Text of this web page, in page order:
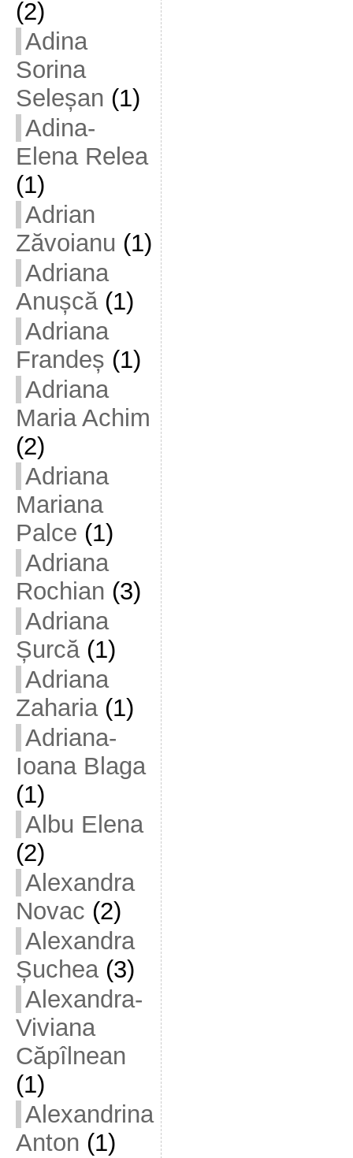
(2)
Adina
Sorina
Seleșan (1)
Adina-
Elena Relea
(1)
Adrian
Zăvoianu (1)
Adriana
Anușcă(1)
Adriana
Frandeș (1)
Adriana
Maria Achim
(2)
Adriana
Mariana
Palce (1)
Adriana
Rochian (3)
Adriana
Șurcă(1)
Adriana
Zaharia(1)
Adriana-
Ioana Blaga
(1)
Albu Elena
(2)
Alexandra
Novac (2)
Alexandra
Șuchea(3)
Alexandra-
Viviana
Căpîlnean
(1)
Alexandrina
Anton (1)